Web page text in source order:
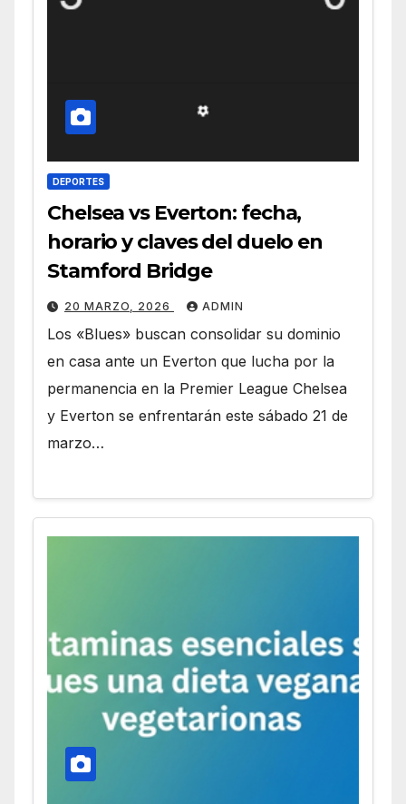
DEPORTES
Chelsea vs Everton: fecha,
horario y claves del duelo en
Stamford Bridge
20 MARZO, 2026 ADMIN
Los «Blues» buscan consolidar su dominio
en casa ante un Everton que lucha por la
permanencia en la Premier League Chelsea
y Everton se enfrentarán este sábado 21 de
marzo…